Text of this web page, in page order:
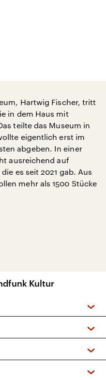
Hartwig Fischer, tritt
in dem Haus mit
teilte das Museum in
eigentlich erst im
abgeben. In einer
ausreichend auf
es seit 2021 gab. Aus
mehr als 1500 Stücke
Kultur